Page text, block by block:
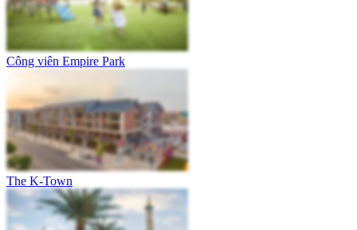
Công viên Empire Park
The K-Town